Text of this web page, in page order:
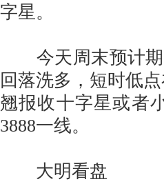
字星。
今天周末预计期
回落洗多，短时低
翘报收十字星或者
3888一线。
大明看盘